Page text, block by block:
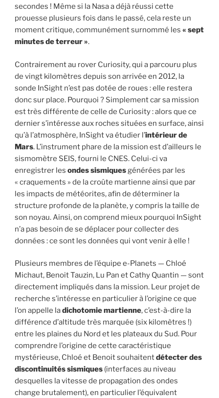
secondes ! Même si la Nasa a déjà réussi cette
prouesse plusieurs fois dans le passé, cela reste un
moment critique, communément surnommé les « sept
minutes de terreur ».
Contrairement au rover Curiosity, qui a parcouru plus
de vingt kilomètres depuis son arrivée en 2012, la
sonde InSight n’est pas dotée de roues : elle restera
donc sur place. Pourquoi ? Simplement car sa mission
est très différente de celle de Curiosity : alors que ce
dernier s’intéresse aux roches situées en surface, ainsi
qu’à l’atmosphère, InSight va étudier l’intérieur de
Mars. L’instrument phare de la mission est d’ailleurs le
sismomètre SEIS, fourni le CNES. Celui-ci va
enregistrer les ondes sismiquesgénérées par les
« craquements » de la croûte martienne ainsi que par
les impacts de météorites, afin de déterminer la
structure profonde de la planète, y compris la taille de
son noyau. Ainsi, on comprend mieux pourquoi InSight
n’a pas besoin de se déplacer pour collecter des
données : ce sont les données qui vont venir à elle !
Plusieurs membres de l’équipe e-Planets — Chloé
Michaut, Benoit Tauzin, Lu Pan et Cathy Quantin — sont
directement impliqués dans la mission. Leur projet de
recherche s’intéresse en particulier à l’origine ce que
l’on appelle ladichotomie martienne, c’est-à-dire la
différence d’altitude très marquée (six kilomètres !)
entre les plaines du Nord et les plateaux du Sud. Pour
comprendre l’origine de cette caractéristique
mystérieuse, Chloé et Benoit souhaitentdétecter des
discontinuités sismiques (interfaces au niveau
desquelles la vitesse de propagation des ondes
change brutalement), en particulier l’équivalent